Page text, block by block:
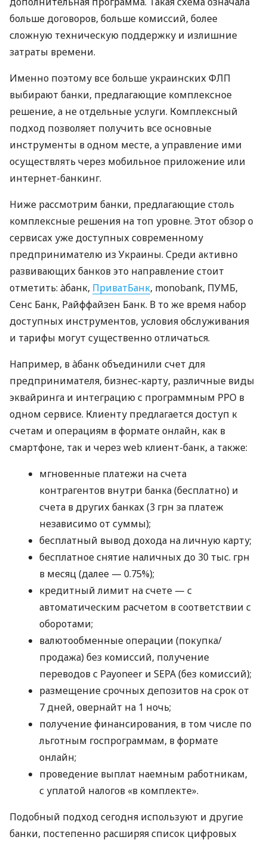
больше договоров, больше комиссий, более
сложную техническую поддержку и излишние
затраты времени.
Именно поэтому все больше украинских ФЛП
выбирают банки, предлагающие комплексное
решение, а не отдельные услуги. Комплексный
подход позволяет получить все основные
инструменты в одном месте, а управление ими
осуществлять через мобильное приложение или
интернет-банкинг.
Ниже рассмотрим банки, предлагающие столь
комплексные решения на топ уровне. Этот обзор о
сервисах уже доступных современному
предпринимателю из Украины. Среди активно
развивающих банков это направление стоит
отметить: àбанк, ПриватБанк, monobank, ПУМБ,
Сенс Банк, Райффайзен Банк. В то же время набор
доступных инструментов, условия обслуживания
и тарифы могут существенно отличаться.
Например, в àбанк объединили счет для
предпринимателя, бизнес-карту, различные виды
эквайринга и интеграцию с программным РРО в
одном сервисе. Клиенту предлагается доступ к
счетам и операциям в формате онлайн, как в
смартфоне, так и через web клиент-банк, а также:
мгновенные платежи на счета
контрагентов внутри банка (бесплатно) и
счета в других банках (3 грн за платеж
независимо от суммы);
бесплатный вывод дохода на личную карту;
бесплатное снятие наличных до 30 тыс. грн
в месяц (далее — 0.75%);
кредитный лимит на счете — с
автоматическим расчетом в соответствии с
оборотами;
валютообменные операции (покупка/
продажа) без комиссий, получение
переводов с Payoneer и SEPA (без комиссий);
размещение срочных депозитов на срок от
7 дней, овернайт на 1 ночь;
получение финансирования, в том числе по
льготным госпрограммам, в формате
онлайн;
проведение выплат наемным работникам,
с уплатой налогов «в комплекте».
Подобный подход сегодня используют и другие
банки, постепенно расширяя список цифровых